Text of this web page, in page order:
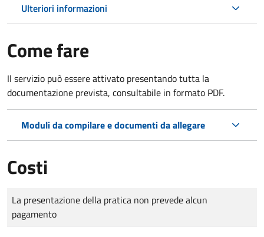
Ulteriori informazioni
Come fare
Il servizio può essere attivato presentando tutta la
documentazione prevista, consultabile in formato PDF.
Moduli da compilare e documenti da allegare
Costi
Tipo di pagamento
Importo
La presentazione della pratica non prevede alcun
pagamento